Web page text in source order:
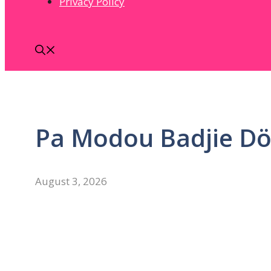
Pa Modou Badjie
August 3, 2026